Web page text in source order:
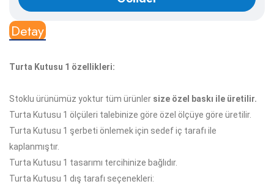
Detay
Turta Kutusu 1 özellikleri:
Stoklu ürünümüz yoktur tüm ürünler size özel baskı ile üretilir.
Turta Kutusu 1 ölçüleri talebinize göre özel ölçüye göre üretilir.
Turta Kutusu 1 şerbeti önlemek için sedef iç tarafı ile
kaplanmıştır.
Turta Kutusu 1 tasarımı tercihinize bağlıdır.
Turta Kutusu 1 dış tarafı seçenekleri: